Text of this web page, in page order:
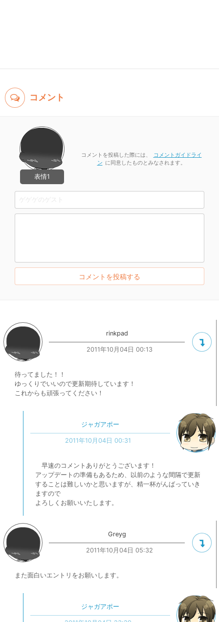
コメント
コメントを投稿した際には、
コメントガイドライ
ン に同意したものとみなされます。
表情1
rinkpad
2011年10月04日 00:13
待ってました！！
ゆっくりでいいので更新期待しています！
これからも頑張ってください！
ジャガアポー
2011年10月04日 00:31
早速のコメントありがとうございます！
アップデートの準備もあるため、以前のような間隔で更新
することは難しいかと思いますが、精一杯がんばっていき
ますので
よろしくお願いいたします。
Greyg
2011年10月04日 05:32
また面白いエントリをお願いします。
ジャガアポー